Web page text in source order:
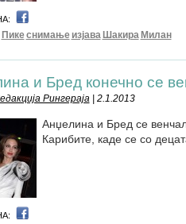
Пикеснимање изјава Шакира Милан
и Бред конечно се
Рингераја| 2.1.2013
Анџелина и Бред се
Карибите, каде се со